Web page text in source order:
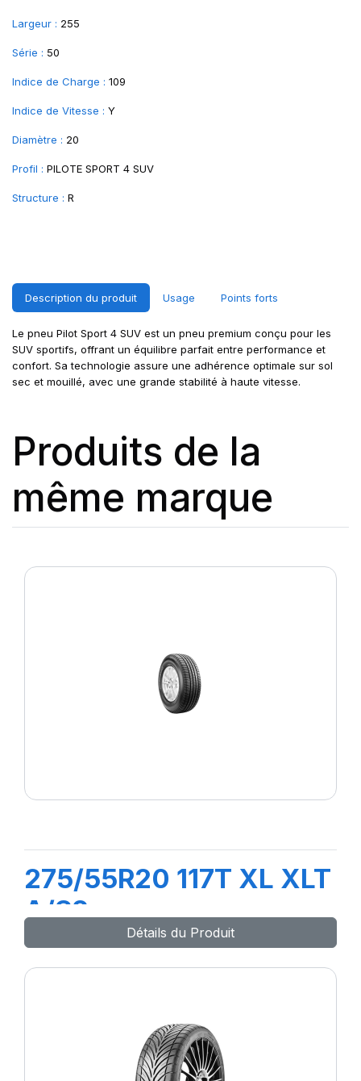
Largeur : 255
Série : 50
Indice de Charge : 109
Indice de Vitesse : Y
Diamètre : 20
Profil : PILOTE SPORT 4 SUV
Structure : R
Description du produit Usage Points forts
Le pneu Pilot Sport 4 SUV est un pneu premium conçu pour les
SUV sportifs, offrant un équilibre parfait entre performance et
confort. Sa technologie assure une adhérence optimale sur sol
sec et mouillé, avec une grande stabilité à haute vitesse.
Produits de la
même marque
275/55R20 117T XL XLT
A/S2
Détails du Produit